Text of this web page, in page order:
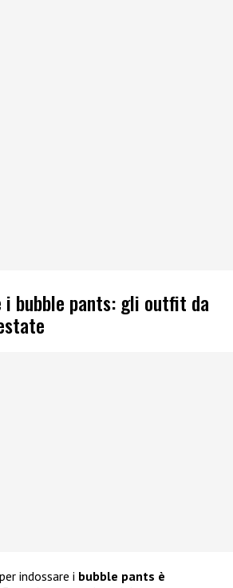
i bubble pants: gli outfit da
indossare i bubble pants è